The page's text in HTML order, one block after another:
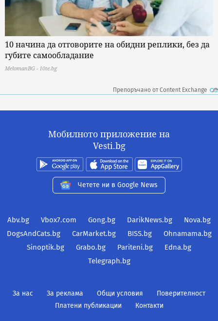
10 начина да отговорите на обидни реплики, без да
губите самообладание
MelomanBG - 10te.bg
Препоръчано от Content Exchange
Мобилното приложение на
Vesti.bg
Четете ни в Google News
Abv.bg Vbox7.com Gong.bg DarikNews.bg
Nova.bg
DogsAndCats.bg
CarMarket.bg BISS.bg
Ohnamama.bg
Sinoptik.bg
Grabo.bg Pariteni.bg
Edna.bg
Telegraph.bg
За нас За реклама Общи условия
Поверителност
Платени публикации
Контакти